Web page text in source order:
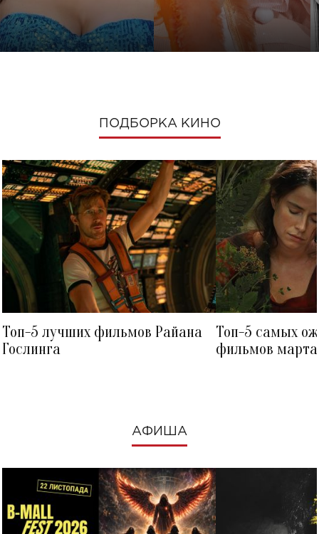
ПОДБОРКА КИНО
Топ-5 лучших фильмов Райана
Гослинга
Топ-5 самых
фильмов
АФИША